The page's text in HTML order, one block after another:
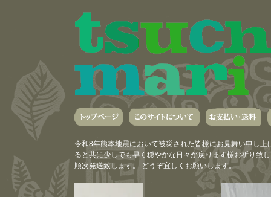
令和8年熊本地震において被災された皆様にお見舞い申し
ると共に少しでも早く穏やかな日々が戻ります様お祈り致
順次発送致します。 どうぞ宜しくお願いします。